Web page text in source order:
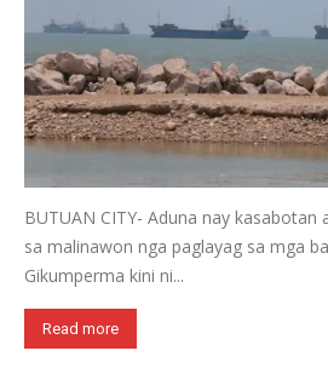
BUTUAN CITY- Aduna nay kasabotan
sa malinawon nga paglayag sa mga
Gikumperma kini ni...
Read more